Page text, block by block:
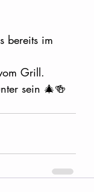
bereits im
Grill.
sein 🎄🍻